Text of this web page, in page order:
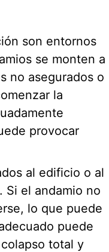
son entornos
se monten a
no asegurados o
la
provocar
al edificio o al
Si el andamio no
lo que puede
puede
total y